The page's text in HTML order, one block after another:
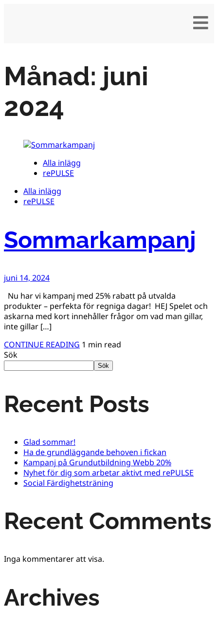
Månad: juni
2024
Alla inlägg
rePULSE
Alla inlägg
rePULSE
Sommarkampanj
juni 14, 2024
Nu har vi kampanj med 25% rabatt på utvalda
produkter – perfekta för regniga dagar! HEJ Spelet och
askarna med kort innehåller frågor om vad man gillar,
inte gillar […]
CONTINUE READING 1 min read
Sök
Sök
Recent Posts
Glad sommar!
Ha de grundläggande behoven i fickan
Kampanj på Grundutbildning Webb 20%
Nyhet för dig som arbetar aktivt med rePULSE
Social Färdighetsträning
Recent Comments
Inga kommentarer att visa.
Archives